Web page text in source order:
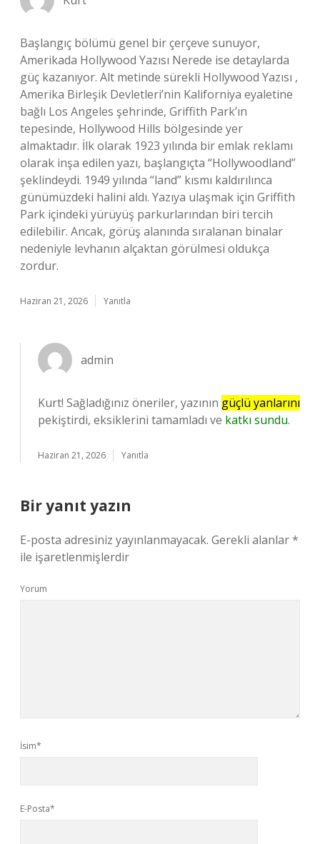
Başlangıç bölümü genel bir çerçeve sunuyor,
Amerikada Hollywood Yazısı Nerede ise detaylarda
güç kazanıyor. Alt metinde sürekli Hollywood Yazısı ,
Amerika Birleşik Devletleri’nin Kaliforniya eyaletine
bağlı Los Angeles şehrinde, Griffith Park’ın
tepesinde, Hollywood Hills bölgesinde yer
almaktadır. İlk olarak 1923 yılında bir emlak reklamı
olarak inşa edilen yazı, başlangıçta “Hollywoodland”
şeklindeydi. 1949 yılında “land” kısmı kaldırılınca
günümüzdeki halini aldı. Yazıya ulaşmak için Griffith
Park içindeki yürüyüş parkurlarından biri tercih
edilebilir. Ancak, görüş alanında sıralanan binalar
nedeniyle levhanın alçaktan görülmesi oldukça
zordur.
Haziran 21, 2026 Yanıtla
admin
Kurt! Sağladığınız öneriler, yazının güçlü yanlarını
pekiştirdi, eksiklerini tamamladı ve katkı sundu.
Haziran 21, 2026 Yanıtla
Bir yanıt yazın
E-posta adresiniz yayınlanmayacak. Gerekli alanlar*
ile işaretlenmişlerdir
Yorum
İsim*
E-Posta*